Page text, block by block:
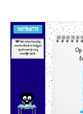
TIP!Het is heel handig
om feedback te krijgen
op iets wat je nog
moeilijk vindt.